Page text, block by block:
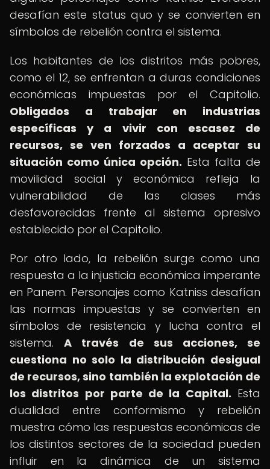
desafían este status quo y se convierten en
símbolos de rebelión contra el sistema.
Los habitantes de los distritos más pobres,
como el 12, se enfrentan a duras condiciones
económicas impuestas por el Capitolio.
Obligados a trabajar en industrias
específicas y a vivir con escasez de
recursos, se ven forzados a aceptar su
situación como única opción. Esta falta de
movilidad social y económica refleja la
vulnerabilidad de las clases más
desfavorecidas frente al sistema opresivo
establecido por el Capitolio.
Por otro lado, la rebelión surge como una
respuesta a la injusticia económica imperante
en Panem. Personajes como Katniss desafían
las normas impuestas y se convierten en
símbolos de resistencia y lucha contra el
sistema.A través de sus acciones, se
cuestiona no solo la distribución desigual
de recursos, sino también la explotación de
los distritos por parte de la Capital. Esta
dualidad entre conformismo y rebelión
muestra cómo las respuestas económicas de
los distintos sectores de la sociedad pueden
influir en la dinámica de un sistema